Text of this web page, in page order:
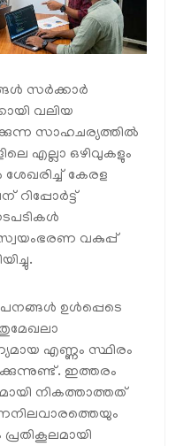
സർക്കാർ
വലിയ
സാഹചര്യത്തിൽ
എല്ലാ ഒഴിവുകളും
കേരള
സ്വയംഭരണ വകുപ്പ്
ഉൾപ്പെടെ
എണ്ണം സ്ഥിരം
ഇത്തരം
നികത്താത്തത്